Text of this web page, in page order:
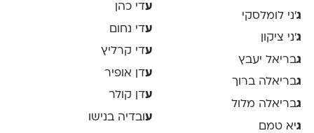
ג׳ני לומלסקי
ג׳ני ציקון
גבריאל יעבץ
גבריאלה ברוך
גבריאלה מלול
גיא טמם
עדי כהן
עדי נחום
עדי קרליץ
עדן אופיר
עדן קולר
ע ובדיה בנישו